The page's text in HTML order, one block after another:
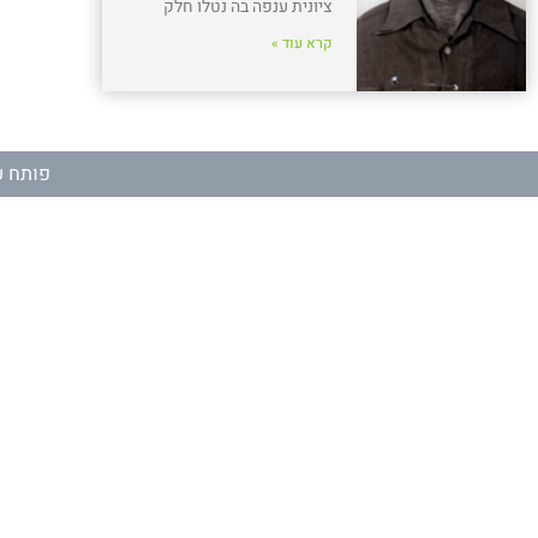
ציונית ענפה בה נטלו חלק
קרא עוד »
פותח